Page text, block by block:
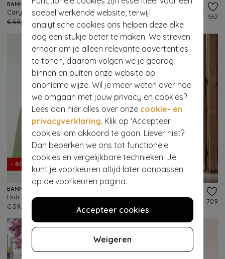
soepel werkende website, terwijl
analytische cookies ons helpen deze elke
dag een stukje beter te maken. We streven
ernaar om je alleen relevante advertenties
te tonen, daarom volgen we je gedrag
binnen en buiten onze website op
anonieme wijze. Wil je meer weten over hoe
we omgaan met jouw privacy en cookies?
Lees dan hier alles over onze cookie- en
privacyverklaring. Klik op 'Accepteer
cookies' om akkoord te gaan. Liever niet?
Dan beperken we ons tot functionele
cookies en vergelijkbare technieken. Je
kunt je voorkeuren altijd later aanpassen
op de voorkeuren pagina.
Accepteer cookies
Weigeren
BANNED RETRO
Cary Sweet Check swing rok in roze
€ 59,95
€ 23,95
231
BANNED RETRO
€ 55,95 € 21,95
362
- 60%
BANNED RETRO
Didi Check swing rok in olijfgroen en wit
€ 59,95
- 50%
€ 65,95
709